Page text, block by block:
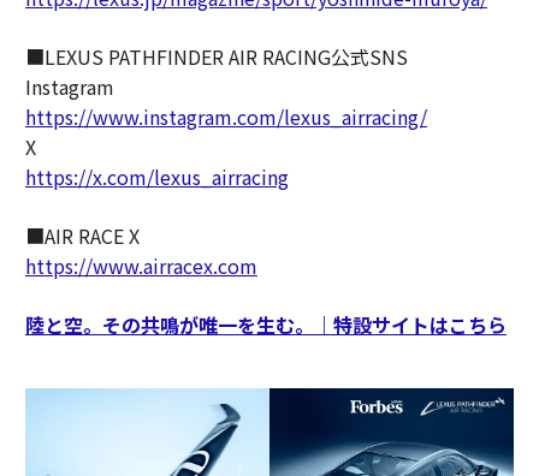
■LEXUS PATHFINDER AIR RACING公式SNS
Instagram
https://www.instagram.com/lexus_airracing/
X
https://x.com/lexus_airracing
■AIR RACE X
https://www.airracex.com
陸と空。その共鳴が唯一を生む。｜特設サイトはこちら